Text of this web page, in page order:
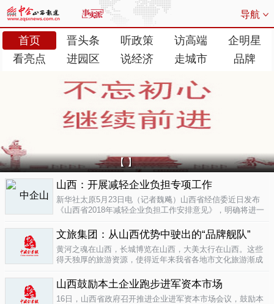
导航
首页 晋头条 听政策 访高端
企明星
看亮点
进园区 说经济 走城市 品牌
【 】
山西：开展减轻企业负担专项工作
新华社太原5月23日电（记者魏飚）山西省经信委近日发布
《山西省2018年减轻企业负担工作安排意见》，明确将进一
大对涉企乱收...
文旅集团：从山西优势中驶出的“品牌舰队”
黄河之魂在山西，长城博览在山西，大美太行在山西。这些
得天独厚的旅游资源，使得近年来我省各地市文化旅游渐成
业培育成...
山西鼓励本土企业跑步进军资本市场
16日，山西省政府召开推进企业进军资本市场会议，鼓励本